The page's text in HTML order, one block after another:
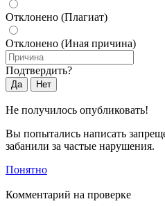
Отклонено (Плагиат)
Отклонено (Иная причина)
Подтвердить?
Да Нет
Не получилось опубликовать!
Вы попытались написать
забанили за частые нарушения.
Понятно
Комментарий на проверке